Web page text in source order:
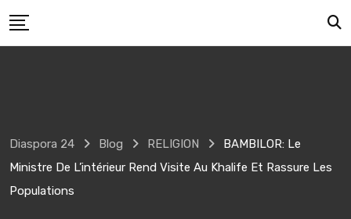
to
Diaspora 24 Blog RELIGION
BAMBILOR: Le
Ministre De L’intérieur Rend Visite Au Khalife Et Rassure Les
Populations